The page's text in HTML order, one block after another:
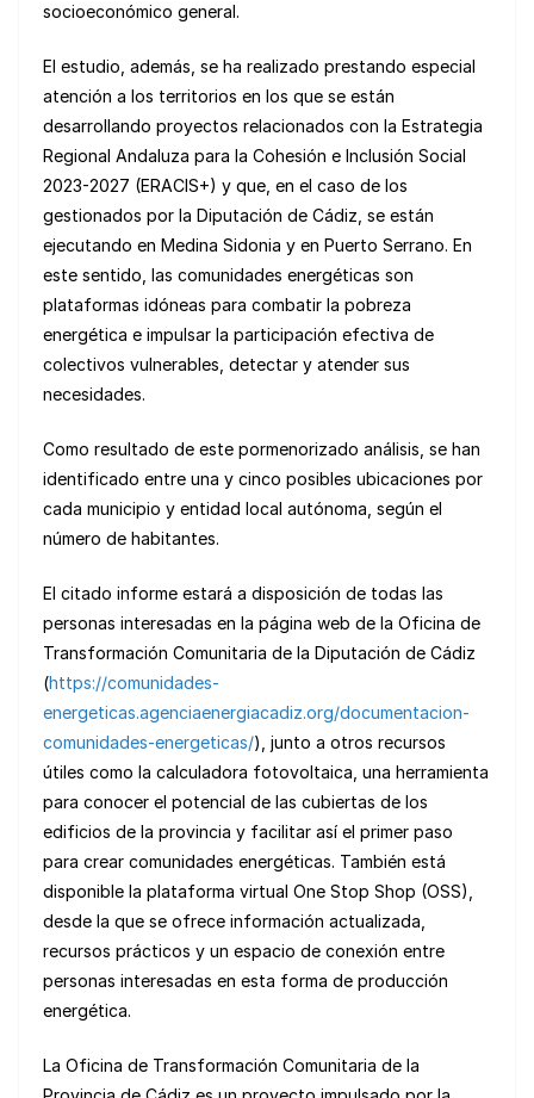
socioeconómico general.
El estudio, además, se ha realizado prestando especial
atención a los territorios en los que se están
desarrollando proyectos relacionados con la Estrategia
Regional Andaluza para la Cohesión e Inclusión Social
2023-2027 (ERACIS+) y que, en el caso de los
gestionados por la Diputación de Cádiz, se están
ejecutando en Medina Sidonia y en Puerto Serrano. En
este sentido, las comunidades energéticas son
plataformas idóneas para combatir la pobreza
energética e impulsar la participación efectiva de
colectivos vulnerables, detectar y atender sus
necesidades.
Como resultado de este pormenorizado análisis, se han
identificado entre una y cinco posibles ubicaciones por
cada municipio y entidad local autónoma, según el
número de habitantes.
El citado informe estará a disposición de todas las
personas interesadas en la página web de la Oficina de
Transformación Comunitaria de la Diputación de Cádiz
(https://comunidades-
energeticas.agenciaenergiacadiz.org/documentacion-
comunidades-energeticas/), junto a otros recursos
útiles como la calculadora fotovoltaica, una herramienta
para conocer el potencial de las cubiertas de los
edificios de la provincia y facilitar así el primer paso
para crear comunidades energéticas. También está
disponible la plataforma virtual One Stop Shop (OSS),
desde la que se ofrece información actualizada,
recursos prácticos y un espacio de conexión entre
personas interesadas en esta forma de producción
energética.
La Oficina de Transformación Comunitaria de la